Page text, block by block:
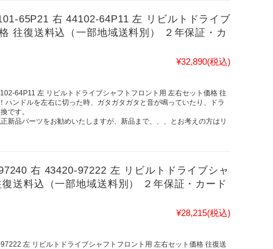
65P21 右 44102-64P11 左 リビルトドライブ
往復送料込（一部地域送料別） ２年保証・カ
¥32,890(税込)
64P11 左 リビルトドライブシャフトフロント用 左右セット価格 往
ンドルを左右に切った時、ガタガタガタと音が鳴っていたり、ドラ
です。
品パーツをお勧めいたしますが、新品まで、、、とお考えの方はリ
右 43420-97222 左 リビルトドライブシャ
送料込（一部地域送料別） ２年保証・カード
¥28,215(税込)
左 リビルトドライブシャフトフロント用 左右セット価格 往復送